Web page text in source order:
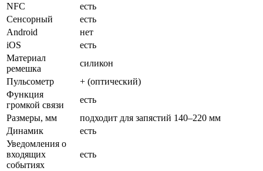
NFC
есть
Сенсорный
есть
Android
нет
iOS
есть
Материал
ремешка
силикон
Пульсометр
+ (оптический)
Функция
громкой связи
есть
Размеры, мм
подходит для запястий 140–220 мм
Динамик
есть
Уведомления о
входящих
событиях
есть